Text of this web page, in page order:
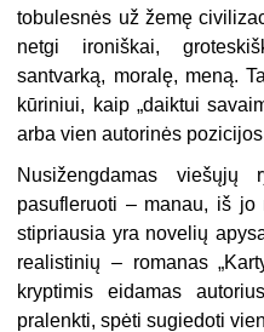
tobulesnės už žemę
netgi ironiškai,
santvarką, moralę, meną.
kūriniui, kaip „daiktui
arba vien autorinės
Nusižengdamas
pasufleruoti – manau, iš
stipriausia yra novelių
realistinių – romanas
kryptimis eidamas
pralenkti, spėti sugiedoti